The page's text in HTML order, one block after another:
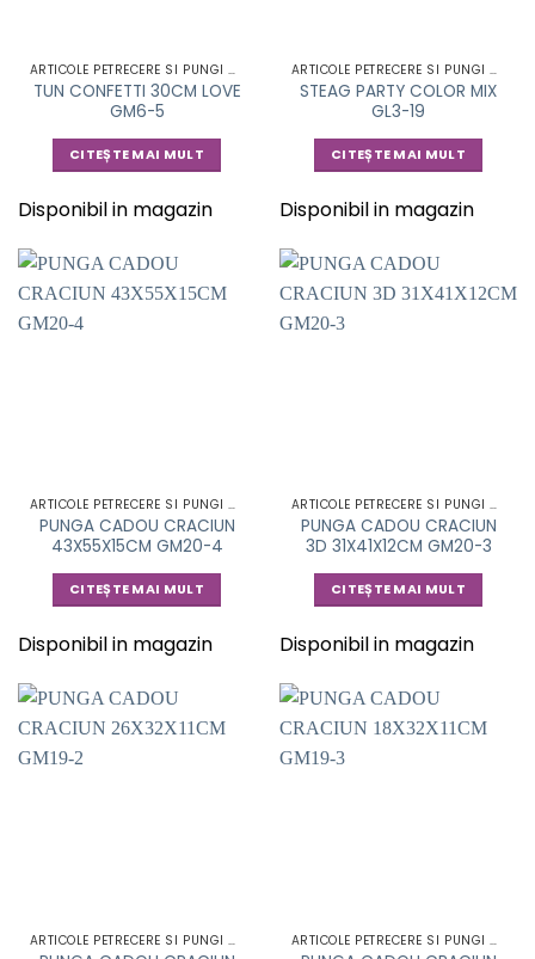
ARTICOLE PETRECERE SI PUNGI CADOU
TUN CONFETTI 30CM LOVE
GM6-5
CITEȘTE MAI MULT
Disponibil in magazin
ARTICOLE PETRECERE SI PUNGI CADOU
STEAG PARTY COLOR MIX
GL3-19
CITEȘTE MAI MULT
Disponibil in magazin
ARTICOLE PETRECERE SI PUNGI CADOU
PUNGA CADOU CRACIUN
43X55X15CM GM20-4
CITEȘTE MAI MULT
Disponibil in magazin
ARTICOLE PETRECERE SI PUNGI CADOU
PUNGA CADOU CRACIUN
3D 31X41X12CM GM20-3
CITEȘTE MAI MULT
Disponibil in magazin
ARTICOLE PETRECERE SI PUNGI CADOU ARTICOLE PETRECERE SI PUNGI CADOU